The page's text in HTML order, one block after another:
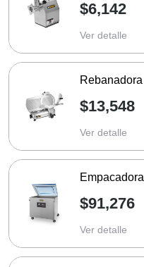
$6,142
Ver detalle
$13,548
Ver detalle
$91,276
Ver detalle